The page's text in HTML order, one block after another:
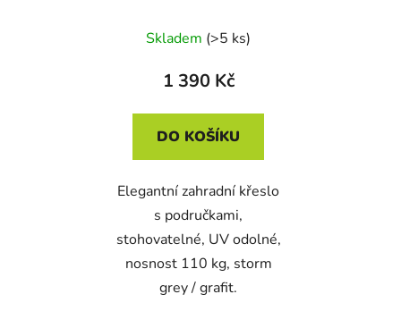
grafit
Skladem (>5 ks)
1 390 Kč
DO KOŠÍKU
Elegantní zahradní křeslo
s područkami,
stohovatelné, UV odolné,
nosnost 110 kg, storm
grey / grafit.